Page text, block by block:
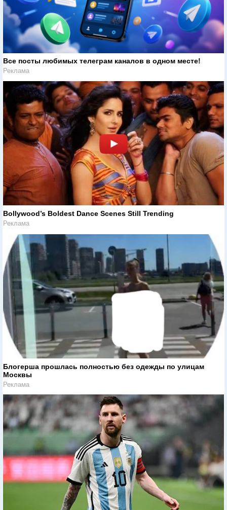
Все посты любимых телеграм каналов в одном месте!
Реклама
Bollywood’s Boldest Dance Scenes Still Trending
Реклама
Блогерша прошлась полностью без одежды по улицам
Москвы
Реклама